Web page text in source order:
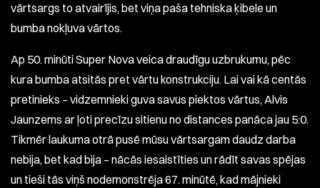
vārtsargs to atvairījis, bet viņa paša tehniska ķibele un
bumba nokļuva vārtos.
Ap 50. minūti Super Nova veica draudīgu uzbrukumu, pēc
kura bumba atsitās pret vārtu konstrukciju. Lai vai kā centās
pretinieks – vidzemnieki guva savus piektos vārtus, Alvis
Jaunzems ar ļoti precīzu sitienu no distances panāca jau 5:0.
Tikmēr laukuma otrā pusē mūsu vārtsargam daudz darba
nebija, bet kad bija – nācās iesaistīties un rādīt savas spējas
un tieši tās viņš nodemonstrēja 67. minūtē, kad mājnieki